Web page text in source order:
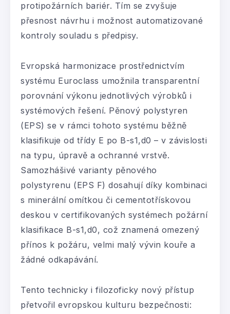
protipožárních bariér. Tím se zvyšuje
přesnost návrhu i možnost automatizované
kontroly souladu s předpisy.
Evropská harmonizace prostřednictvím
systému Euroclass umožnila transparentní
porovnání výkonu jednotlivých výrobků i
systémových řešení. Pěnový polystyren
(EPS) se v rámci tohoto systému běžně
klasifikuje od třídy E po B-s1,d0 – v závislosti
na typu, úpravě a ochranné vrstvě.
Samozhášivé varianty pěnového
polystyrenu (EPS F) dosahují díky kombinaci
s minerální omítkou či cementotřískovou
deskou v certifikovaných systémech požární
klasifikace B-s1,d0, což znamená omezený
přínos k požáru, velmi malý vývin kouře a
žádné odkapávání.
Tento technicky i filozoficky nový přístup
přetvořil evropskou kulturu bezpečnosti: